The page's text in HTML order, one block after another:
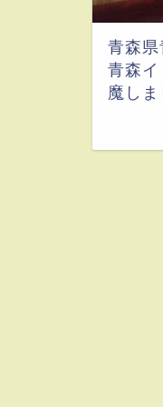
青森
青森
魔しま